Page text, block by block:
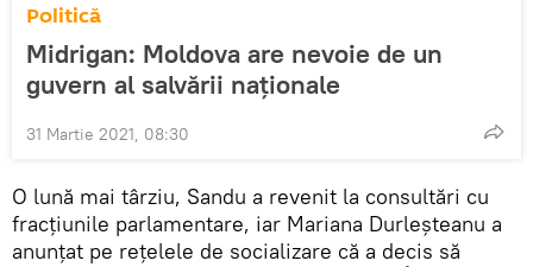
Politică
Midrigan: Moldova are nevoie de un
guvern al salvării naționale
31 Martie 2021, 08:30
O lună mai târziu, Sandu a revenit la consultări cu
fracțiunile parlamentare, iar Mariana Durleșteanu a
anunțat pe rețelele de socializare că a decis să